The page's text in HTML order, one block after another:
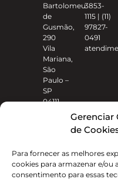
Gerenciar
de
Para fornecer as melhores
cookies para armazenar e/ou
consentimento para essas
Bartolomeu
de
Gusmão,
290
Vila
Mariana,
São
Paulo –
SP
04111-
3853-
1115 | (11)
97827-
0491